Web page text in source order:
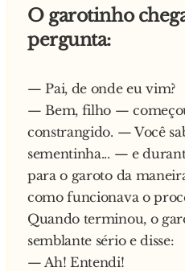
encontro dos dois foi
e ocorreu num dia cheio
mesmo, corriqueiros.
Nesse dia, descobriram
votos comprados e
nacional, surgiram
grampos em telefones
governo, falaram da
contas mantidas em
autoridades e outras
O garotinho
pergunta:
— Pai, de onde eu vim?
— Bem, filho —
constrangido. — Você
sementinha... — e
para o garoto da
como funcionava o
Quando terminou, o
semblante sério e disse:
— Ah! Entendi!